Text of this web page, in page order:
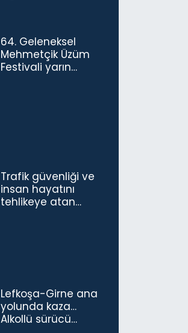
64. Geleneksel
Mehmetçik Üzüm
Festivali yarın
Trafik güvenliği ve
insan hayatını
tehlikeye atan
Lefkoşa-Girne ana
yolunda kaza…
Alkollü sürücü